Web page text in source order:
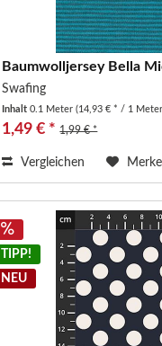
Baumwolljersey Bella
Swafing
Inhalt0.1 Meter(14,93 € * / 1
1,49 € * 1,99 € *
Vergleichen
TIPP!
NEU